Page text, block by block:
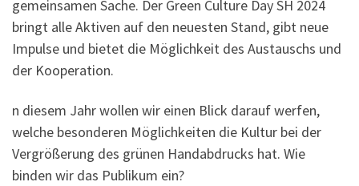
gemeinsamen Sache. Der Green Culture Day SH 2024
bringt alle Aktiven auf den neuesten Stand, gibt neue
Impulse und bietet die Möglichkeit des Austauschs und
der Kooperation.
n diesem Jahr wollen wir einen Blick darauf werfen,
welche besonderen Möglichkeiten die Kultur bei der
Vergrößerung des grünen Handabdrucks hat. Wie
binden wir das Publikum ein?